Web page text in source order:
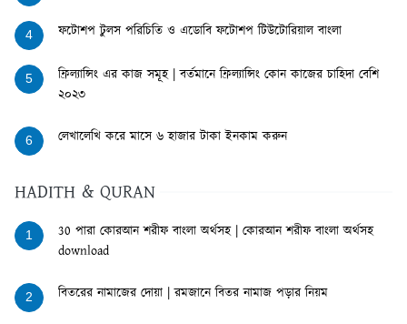
4 ফটোশপ টুলস পরিচিতি ও এডোবি ফটোশপ টিউটোরিয়াল বাংলা
5
ফ্রিল্যান্সিং এর কাজ সমূহ | বর্তমানে ফ্রিল্যান্সিং কোন কাজের চাহিদা বেশি
২০২৩
6 লেখালেখি করে মাসে ৬ হাজার টাকা ইনকাম করুন
HADITH & QURAN
1
30 পারা কোরআন শরীফ বাংলা অর্থসহ | কোরআন শরীফ বাংলা অর্থসহ
download
2 বিতরের নামাজের দোয়া | রমজানে বিতর নামাজ পড়ার নিয়ম